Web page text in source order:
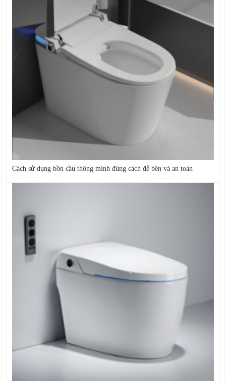
Cách sử dụng bồn cầu thông minh đúng cách để bền và an toàn